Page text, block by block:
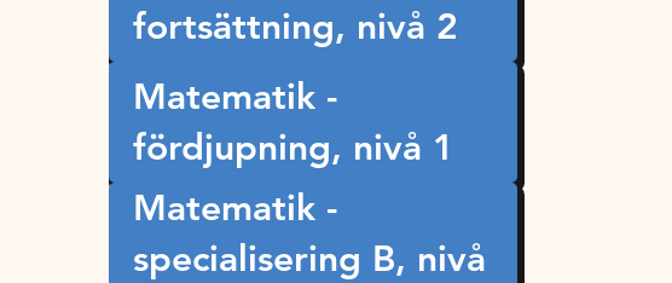
fortsättning, nivå 2
Matematik -
fördjupning, nivå 1
Matematik -
specialisering B, nivå